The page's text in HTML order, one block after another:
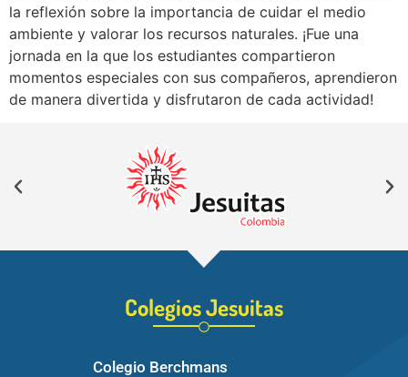
la reflexión sobre la importancia de cuidar el medio
ambiente y valorar los recursos naturales. ¡Fue una
jornada en la que los estudiantes compartieron
momentos especiales con sus compañeros, aprendieron
de manera divertida y disfrutaron de cada actividad!
Colegios Jesuitas
Colegio Berchmans